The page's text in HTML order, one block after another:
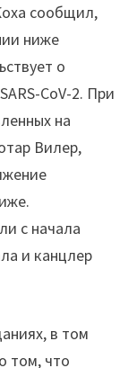
сообщил,
ниже
о
CoV-2. При
на
Вилер,
с начала
и канцлер
в том
том, что